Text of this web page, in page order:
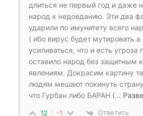
длиться не первый год и даже
народ к недоеданию. Эти два
ударили по имунитету всего
( ибо вирус будет мутировать а
усиливаться, что и есть угроза
оставило народ без защитным
явлениям. Докрасим картину
людям мешают покинуть
что Гурбан либо БАРАН (…
12 -1 Ответить